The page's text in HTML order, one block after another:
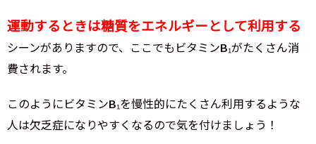
運動するときは糖質をエネルギーとして利用する
シーンがありますので、ここでもビタミンB₁がたくさん消
費されます。
このようにビタミンB₁を慢性的にたくさん利用するような
人は欠乏症になりやすくなるので気を付けましょう！